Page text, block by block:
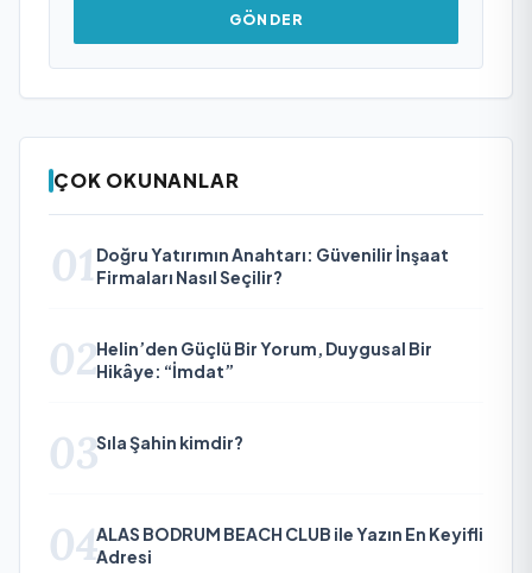
GÖNDER
ÇOK OKUNANLAR
01 Doğru Yatırımın Anahtarı: Güvenilir İnşaat
Firmaları Nasıl Seçilir?
02Helin’den Güçlü Bir Yorum, Duygusal Bir
Hikâye: “İmdat”
03Sıla Şahin kimdir?
04ALAS BODRUM BEACH CLUB ile Yazın En Keyifli
Adresi